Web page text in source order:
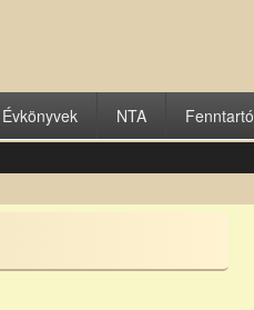
Évkönyvek NTA Fenntartó